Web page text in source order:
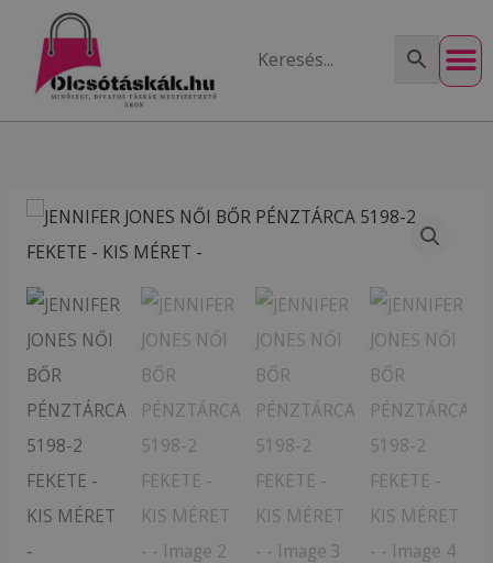
content
JENNIFER
JONES
PÉNZTÁRCA